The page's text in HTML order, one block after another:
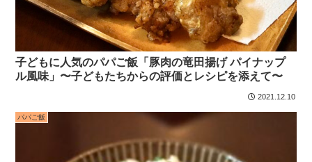
子どもに人気のパパご飯「豚肉の竜田揚げ パイナップ
ル風味」〜子どもたちからの評価とレシピを添えて〜
2021.12.10
パパご飯